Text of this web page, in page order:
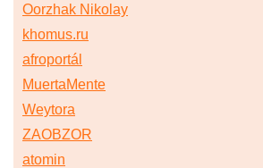
Oorzhak Nikolay
khomus.ru
afroportál
MuertaMente
Weytora
ZAOBZOR
atomin